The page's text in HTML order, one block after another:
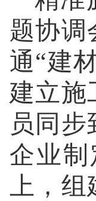
题协调
通“建
建立施
员同
企业
上，组